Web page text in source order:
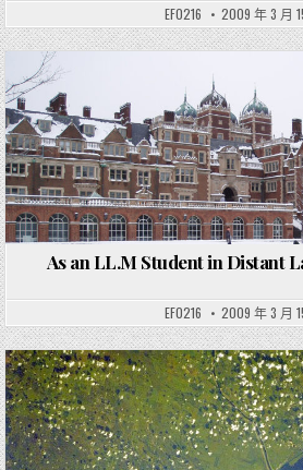
EF0216 2009 年 3 月
Posted in
As an LL.M Student in Distant
EF0216 2009 年 3 月
Posted in